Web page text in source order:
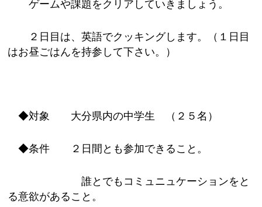
ゲームや課題をクリアしていきましょう。
２日目は、英語でクッキングします。（１日目
はお昼ごはんを持参して下さい。）
◆対象 大分県内の中学生 （２５名）
◆条件 ２日間とも参加できること。
誰とでもコミュニュケーションをと
る意欲があること。